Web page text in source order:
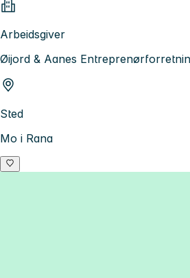
Arbeidsgiver
Øijord & Aanes
Sted
Mo i Rana